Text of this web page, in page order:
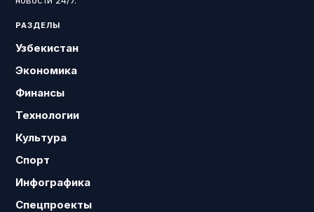
РАЗДЕЛЫ
Узбекистан
Экономика
Финансы
Технологии
Культура
Спорт
Инфографика
Спецпроекты